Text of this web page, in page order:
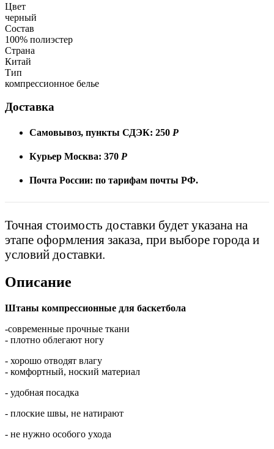
Цвет
черный
Состав
100% полиэстер
Страна
Китай
Тип
компрессионное белье
Доставка
Самовывоз, пункты СДЭК: 250 Р
Курьер Москва: 370 Р
Почта России: по тарифам почты РФ.
Точная стоимость доставки будет указана на
этапе оформления заказа, при выборе города и
условий доставки.
Описание
Штаны компрессионные для баскетбола
-современные прочные ткани
- плотно облегают ногу
- хорошо отводят влагу
- комфортный, ноский материал
- удобная посадка
- плоские швы, не натирают
- не нужно особого ухода